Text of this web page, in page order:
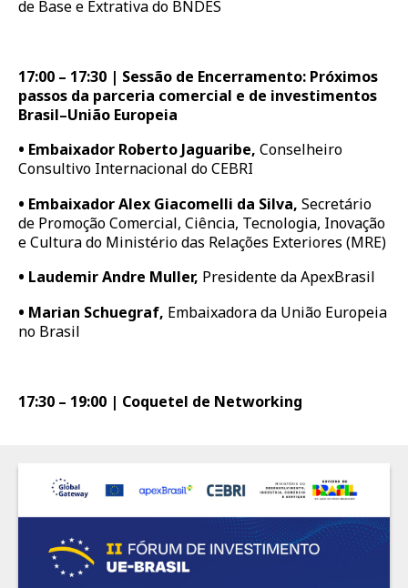
de Base e Extrativa do BNDES
17:00 – 17:30 | Sessão de Encerramento: Próximos
passos da parceria comercial e de investimentos
Brasil–União Europeia
• Embaixador Roberto Jaguaribe, Conselheiro
Consultivo Internacional do CEBRI
• Embaixador Alex Giacomelli da Silva, Secretário
de Promoção Comercial, Ciência, Tecnologia, Inovação
e Cultura do Ministério das Relações Exteriores (MRE)
• Laudemir Andre Muller, Presidente da ApexBrasil
• Marian Schuegraf, Embaixadora da União Europeia
no Brasil
17:30 – 19:00 | Coquetel de Networking